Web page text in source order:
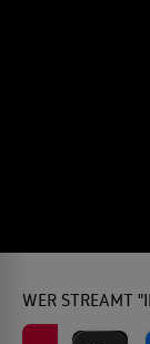
WER STREAMT